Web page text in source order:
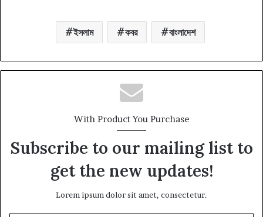
ইসলাম কবর বাংলাদেশ
With Product You Purchase
Subscribe to our mailing list to
get the new updates!
Lorem ipsum dolor sit amet, consectetur.